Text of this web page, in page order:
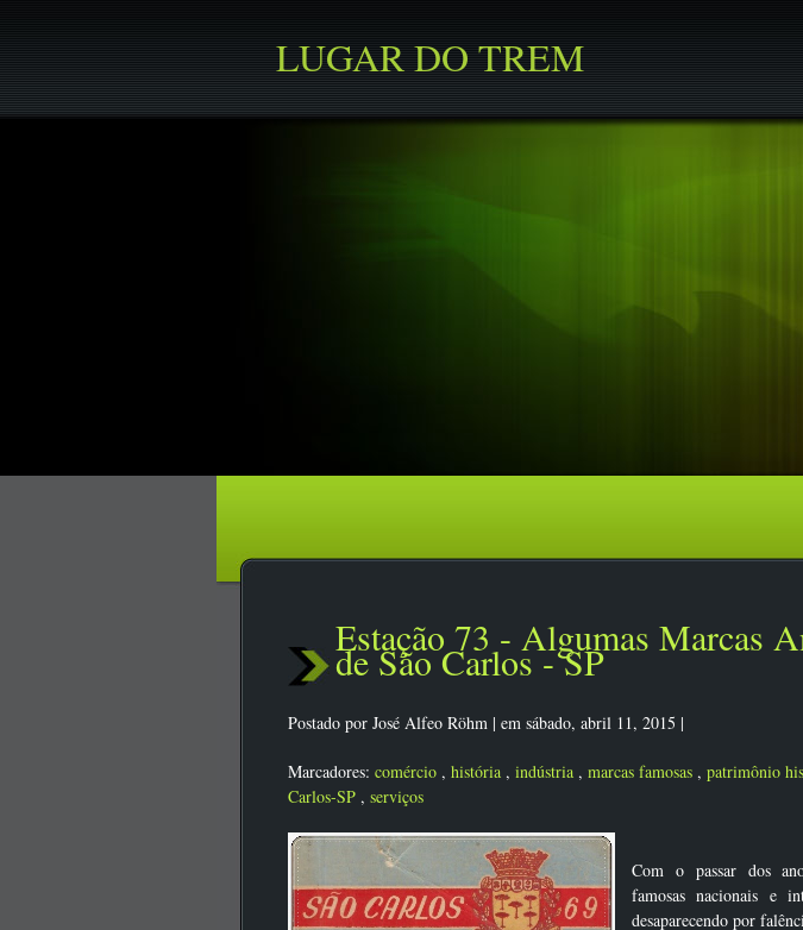
LUGAR DO TREM
Estação 73 - Algumas Marcas
de São Carlos - SP
Postado por José Alfeo Röhm | em sábado, abril 11, 2015 |
Marcadores: comércio , história , indústria , marcas famosas , patrimônio
Carlos-SP , serviços
Com o passar dos
famosas nacionais e
desaparecendo por